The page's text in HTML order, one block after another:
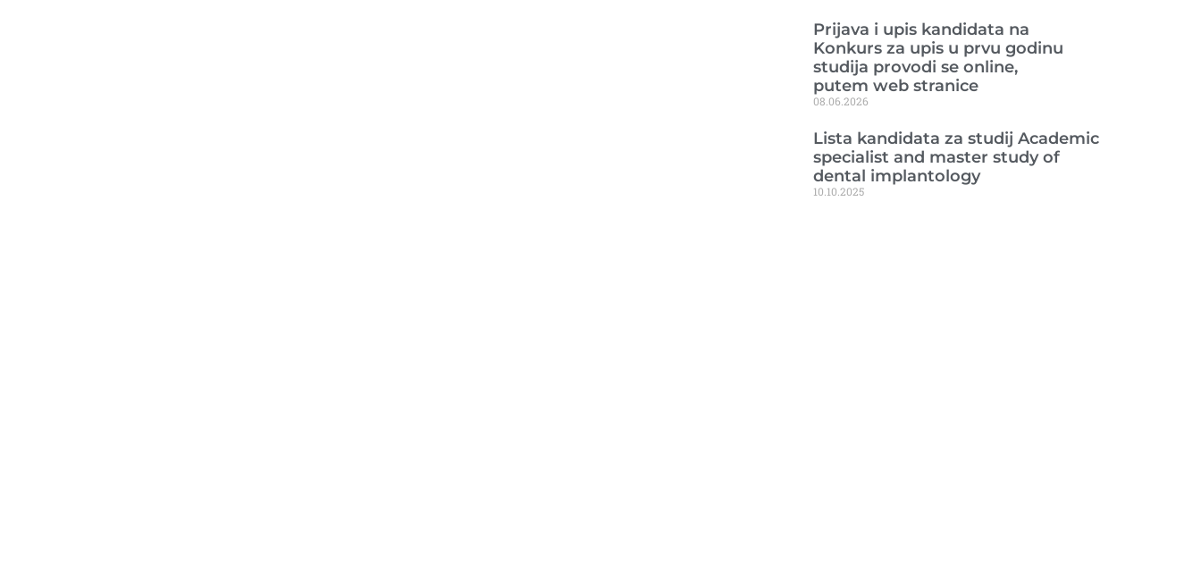
Prijava i upis kandidata na
Konkurs za upis u prvu godinu
studija provodi se online,
putem web stranice
08.06.2026
Lista kandidata za studij Academic
specialist and master study of
dental implantology
10.10.2025